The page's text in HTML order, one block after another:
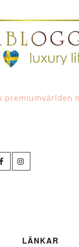
premiumvärlden
LÄNKAR